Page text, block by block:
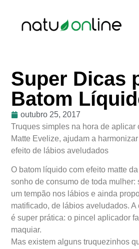
Super Dicas
Batom
outubro 25, 2017
Truques simples na hora de aplicar
Matte Evelize, ajudam a
efeito de lábios aveludados
O batom líquido com efeito matte
sonho de consumo de toda mulher:
um tempão nos lábios e ainda
matificado, de lábios aveludados.
é super prática: o pincel aplicador
maquiar.
Mas existem alguns truquezinhos